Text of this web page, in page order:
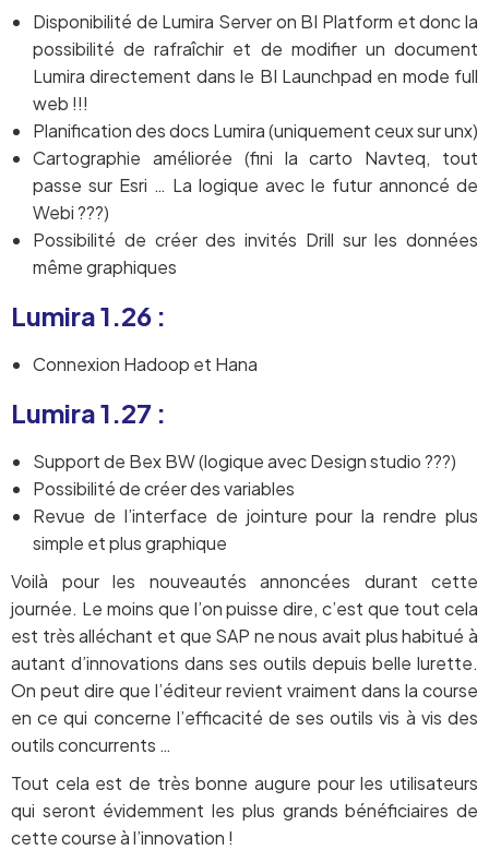
Disponibilité de Lumira Server on BI Platform et donc la
possibilité de rafraîchir et de modifier un document
Lumira directement dans le BI Launchpad en mode full
web !!!
Planification des docs Lumira (uniquement ceux sur unx)
Cartographie améliorée (fini la carto Navteq, tout
passe sur Esri … La logique avec le futur annoncé de
Webi ???)
Possibilité de créer des invités Drill sur les données
même graphiques
Lumira 1.26 :
Connexion Hadoop et Hana
Lumira 1.27 :
Support de Bex BW (logique avec Design studio ???)
Possibilité de créer des variables
Revue de l’interface de jointure pour la rendre plus
simple et plus graphique
Voilà pour les nouveautés annoncées durant cette
journée. Le moins que l’on puisse dire, c’est que tout cela
est très alléchant et que SAP ne nous avait plus habitué à
autant d’innovations dans ses outils depuis belle lurette.
On peut dire que l’éditeur revient vraiment dans la course
en ce qui concerne l’efficacité de ses outils vis à vis des
outils concurrents …
Tout cela est de très bonne augure pour les utilisateurs
qui seront évidemment les plus grands bénéficiaires de
cette course à l’innovation !